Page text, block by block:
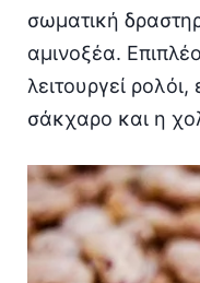
σωματική
αμινοξέα.
λειτουργεί
σάκχαρο και η